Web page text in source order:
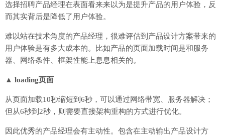
选择招聘产品经理在表面看来来以为是提升产品的用户体验，反
而其实背后是降低了用户体验。
难以站在技术角度的产品经理，很难评估到产品设计方案带来的
用户体验是有多大成本的。比如产品的页面加载时间是和服务
器、网络条件、框架性能上息息相关的。
▲ loading页面
从页面加载10秒缩短到6秒，可以通过网络带宽、服务器解决；
但从6秒到2秒，则需要直接架构重构的方式进行优化。
因此优秀的产品经理会有主动性。包含在主动输出产品设计方